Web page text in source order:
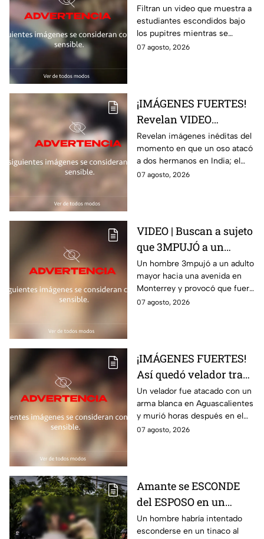
estudiantes escondidos
durante t1rot3o en
escuela de Tailandia
Filtran un video que muestra a
estudiantes escondidos bajo
los pupitres mientras se
escuchaban disparos durante
07 agosto, 2026
¡IMÁGENES FUERTES!
Revelan VIDEO
INÉDITO del momento
en que un oso m4tó a
dos hermanos
Revelan imágenes inéditas del
momento en que un oso atacó
a dos hermanos en India; el
brutal hecho dejó dos
07 agosto, 2026
VIDEO | Buscan a sujeto
que 3MPUJÓ a un
abuelito hacia la
avenida y provocó que
fuera 4rroll4do
Un hombre 3mpujó a un adulto
mayor hacia una avenida en
Monterrey y provocó que fuera
4rroll4do; el momento quedó
07 agosto, 2026
¡IMÁGENES FUERTES!
Así quedó velador tras
brutal at4que; mur1ó
horas después
Un velador fue atacado con un
arma blanca en Aguascalientes
y murió horas después en el
hospital; la Fiscalía investiga el
07 agosto, 2026
Amante se ESCONDE
del ESPOSO en un
TINACO y queda
atrapado por horas;
Un hombre habría intentado
esconderse en un tinaco al